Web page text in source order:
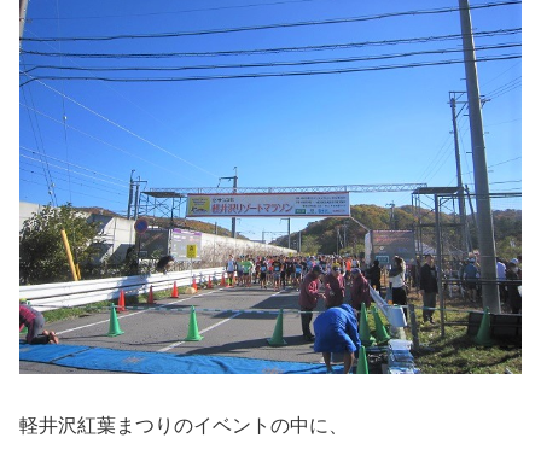
軽井沢紅葉まつりのイベントの中に、